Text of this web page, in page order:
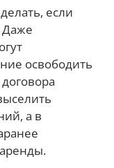
если
Даже
освободить
а в